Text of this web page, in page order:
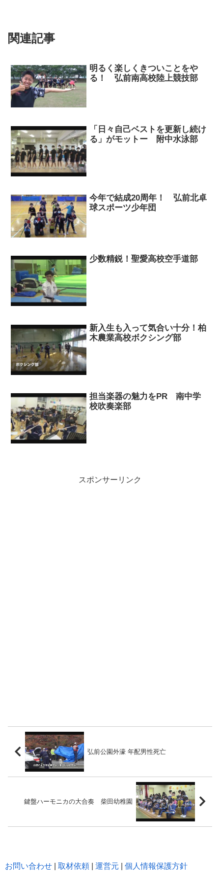
関連記事
明るく楽しくきついことをや
る！ 弘前南高校陸上競技部
「日々自己ベストを更新し続け
る」がモットー 附中水泳部
今年で結成20周年！ 弘前北卓
球スポーツ少年団
少数精鋭！聖愛高校空手道部
新入生も入って気合い十分！柏
木農業高校ボクシング部
担当楽器の魅力をPR 南中学
校吹奏楽部
スポンサーリンク
弘前公園外濠 年配男性死亡
鍵盤ハーモニカの大合奏 柴田幼稚園
お問い合わせ 取材依頼 運営元 個人情報保護方針